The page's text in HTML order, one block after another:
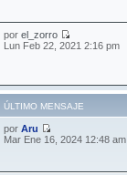
porel_zorro
Lun Feb 22, 2021 2:16 pm
ÚLTIMO MENSAJE
porAru
Mar Ene 16, 2024 12:48 am